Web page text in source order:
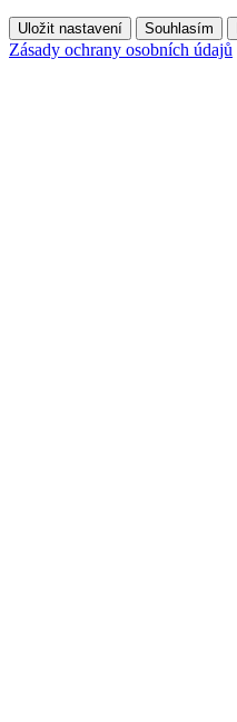
Uložit nastavení Souhlasím
Zásady ochrany osobních údajů